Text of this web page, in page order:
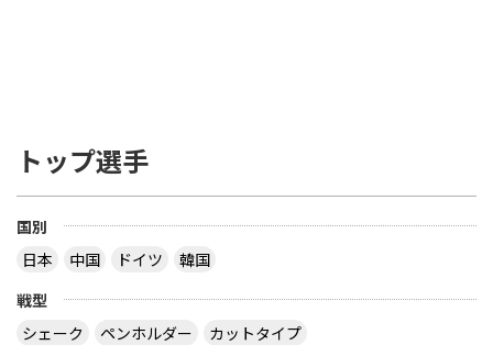
トップ選手
国別
日本
中国 ドイツ
韓国
戦型
シェーク
ペンホルダー カットタイプ